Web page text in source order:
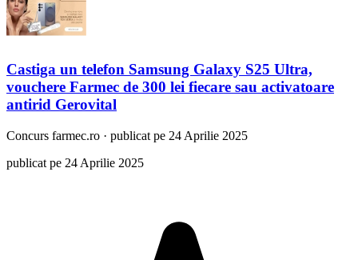
Castiga un telefon Samsung Galaxy S25 Ultra,
vouchere Farmec de 300 lei fiecare sau activatoare
antirid Gerovital
Concurs farmec.ro · publicat pe 24 Aprilie 2025
publicat pe 24 Aprilie 2025